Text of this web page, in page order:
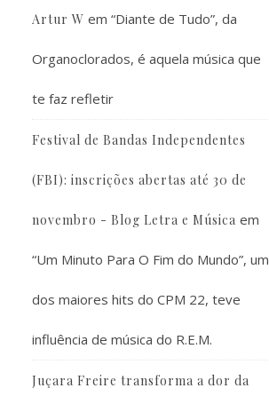
Artur W em “Diante de Tudo”, da
Organoclorados, é aquela música que
te faz refletir
Festival de Bandas Independentes
(FBI): inscrições abertas até 30 de
novembro - Blog Letra e Música em
“Um Minuto Para O Fim do Mundo”, um
dos maiores hits do CPM 22, teve
influência de música do R.E.M.
Juçara Freire transforma a dor da